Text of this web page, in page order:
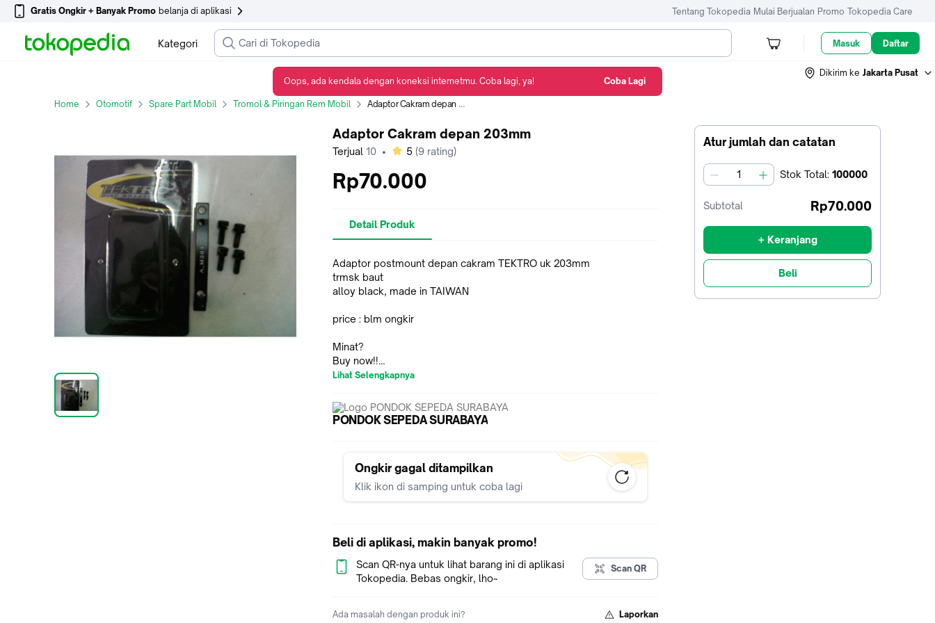
Gratis Ongkir + Banyak Promo belanja di aplikasi Tentang Tokopedia Mulai Berjualan Promo Tokopedia Care
Kategori Masuk Daftar
Dikirim ke Jakarta Pusat
Home Otomotif Spare Part Mobil Tromol & Piringan Rem Mobil Adaptor Cakram depan 203mm
Atur jumlah dan catatan
jumlah Stok Total: 100000
Subtotal Rp70.000
+ Keranjang
Beli
Adaptor Cakram depan 203mm
Terjual 10 • bintang
5 (9 rating)
Rp70.000
Detail Produk
Adaptor postmount depan cakram TEKTRO uk 203mm
trmsk baut
alloy black, made in TAIWAN
price : blm ongkir
Minat?
Buy now!!
Felisiane
Lihat Selengkapnya
PONDOK SEPEDA SURABAYA
Ongkir gagal ditampilkan
Klik ikon di samping untuk coba lagi
Beli di aplikasi, makin banyak promo!
Scan QR-nya untuk lihat barang ini di aplikasi
Tokopedia. Bebas ongkir, lho~
Scan QR
Ada masalah dengan produk ini? Laporkan
Oops, ada kendala dengan koneksi internetmu. Coba lagi, ya! Coba Lagi